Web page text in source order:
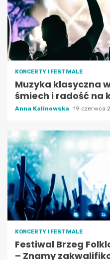
KONCERTY I FESTIWALE
Muzyka klasyczna
śmiech i radość na
Anna Kalinowska 19 czerwca
KONCERTY I FESTIWALE
Festiwal Brzeg
– Znamy